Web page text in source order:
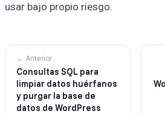
usar bajo propio riesgo.
← Anterior
Consultas SQL para
limpiar datos huérfanos
y purgar la base de
datos de WordPress